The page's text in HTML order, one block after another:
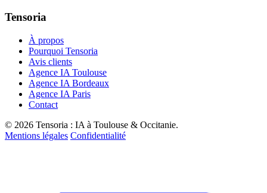
Tensoria
À propos
Pourquoi Tensoria
Avis clients
Agence IA Toulouse
Agence IA Bordeaux
Agence IA Paris
Contact
© 2026 Tensoria : IA à Toulouse & Occitanie.
Mentions légales Confidentialité